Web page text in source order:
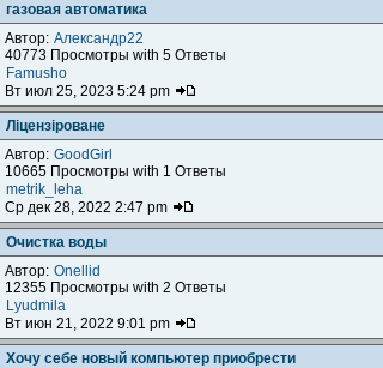
газовая автоматика
Автор: Александр22
40773 Просмотры with 5 Ответы
Famusho
Вт июл 25, 2023 5:24 pm
Ліцензіроване
Автор: GoodGirl
10665 Просмотры with 1 Ответы
metrik_leha
Ср дек 28, 2022 2:47 pm
Очистка воды
Автор: Onellid
12355 Просмотры with 2 Ответы
Lyudmila
Вт июн 21, 2022 9:01 pm
Хочу себе новый компьютер приобрести